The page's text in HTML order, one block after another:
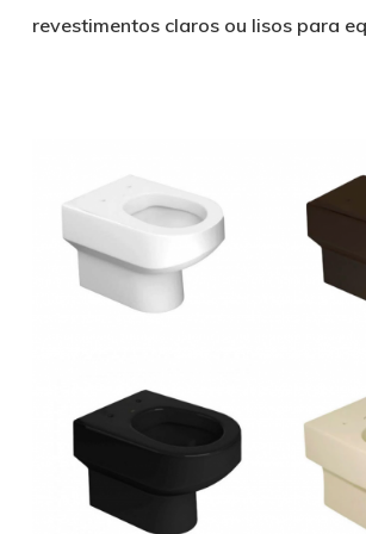
revestimentos claros ou lisos para